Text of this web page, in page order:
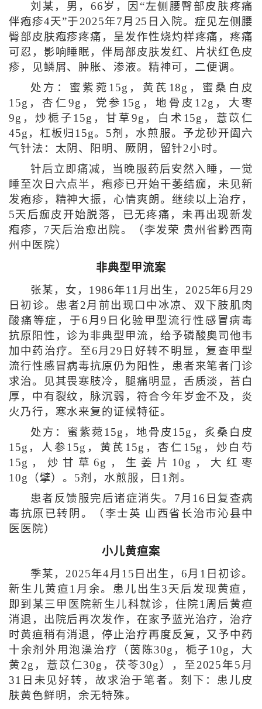
刘某，男，66岁，因“左侧腰臀部皮肤疼痛
伴疱疹4天”于2025年7月25日入院。症见左侧腰
臀部皮肤疱疹疼痛，呈发作性烧灼样疼痛，疼痛
可忍，影响睡眠，伴局部皮肤发红、片状红色皮
疹，见鳞屑、肿胀、渗液。精神可，二便调。
处方：蜜紫菀15g，黄芪18g，蜜桑白皮
15g，杏仁9g，党参15g，地骨皮12g，大枣
9g，炒栀子15g，甘草9g，白术15g，薏苡仁
45g，杠板归15g。5剂，水煎服。予龙砂开阖六
气针法：太阴、阳明、厥阴，留针2小时。
针后立即痛减，当晚服药后安然入睡，一觉
睡至次日六点半，疱疹已开始干萎结痂，未见新
发疱疹，精神大振，心情爽朗。继续以上治疗，
5天后痂皮开始脱落，已无疼痛，未再出现新发
疱疹，7天后治愈出院。（李发荣 贵州省黔西南
州中医院）
非典型甲流案
张某，女，1986年11月出生，2025年6月29
日初诊。患者2月前出现口中冰凉、双下肢肌肉
酸痛等症，于6月9日化验甲型流行性感冒病毒
抗原阳性，诊为非典型甲流，给予磷酸奥司他韦
加中药治疗。至6月29日好转不明显，复查甲型
流行性感冒病毒抗原仍为阳性，患者来笔者门诊
求治。见其畏寒肢冷，腿痛明显，舌质淡，苔白
厚，中有裂纹，脉沉弱，符合今年岁金不及，炎
火乃行，寒水来复的证候特征。
处方：蜜紫菀15g，地骨皮15g，炙桑白皮
15g，人参15g，黄芪15g，杏仁15g，炒白芍
15g，炒甘草6g，生姜片10g，大红枣
10g（擘）。5剂，水煎服，日1剂。
患者反馈服完后诸症消失。7月16日复查病
毒抗原已转阴。（李士英 山西省长治市沁县中
医医院）
小儿黄疸案
季某，2025年4月15日出生，6月1日初诊。
新生儿黄疸1月余。患儿出生3天后发现黄疸，
即到某三甲医院新生儿科就诊，住院1周后黄疸
消退，出院后再次发作，在家予蓝光治疗，治疗
时黄疸稍有消退，停止治疗再度反复，又予中药
十余剂外用泡澡治疗（茵陈30g，栀子10g，大
黄2g，薏苡仁30g，茯苓30g），至2025年5月
31日未见好转，故求治于笔者。刻下：患儿皮
肤黄色鲜明，余无特殊。